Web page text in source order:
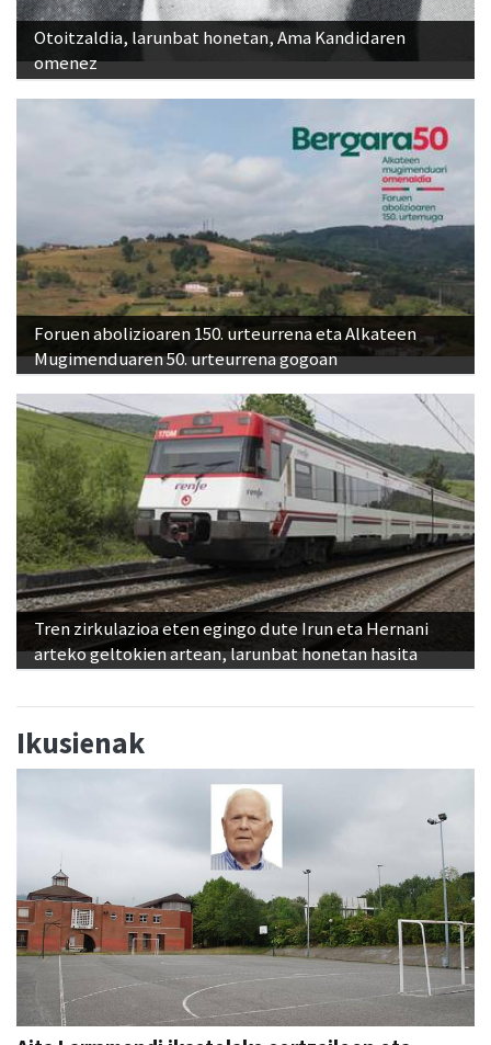
Otoitzaldia, larunbat honetan, Ama Kandidaren
omenez
Foruen abolizioaren 150. urteurrena eta Alkateen
Mugimenduaren 50. urteurrena gogoan
Tren zirkulazioa eten egingo dute Irun eta Hernani
arteko geltokien artean, larunbat honetan hasita
Ikusienak